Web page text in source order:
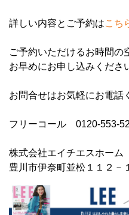
詳しい内容とご予約はこち
ご予約いただけるお時間の
お早めにお申し込みくださ
お問合せはお気軽にお電話
フリーコール 0120-553-
株式会社エイチエスホーム
豊川市伊奈町並松１１２－